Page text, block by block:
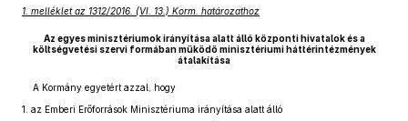
1. melléklet az 1312/2016. (VI. 13.) Korm. határozathoz
Az egyes minisztériumok irányítása alatt álló központi hivatalok és a
költségvetési szervi formában működő minisztériumi háttérintézmények
átalakítása
A Kormány egyetért azzal, hogy
1. az Emberi Erőforrások Minisztériuma irányítása alatt álló